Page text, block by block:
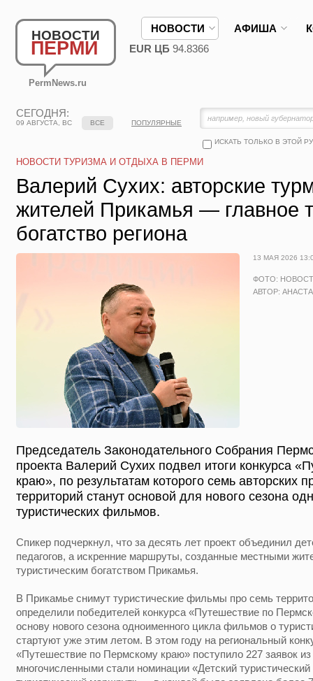
НОВОСТИ
ПЕРМИ
PermNews.ru
НОВОСТИ АФИША
EUR ЦБ 94.8366
СЕГОДНЯ:
09 АВГУСТА, ВС
ИСКАТЬ ТОЛЬКО В ЭТОЙ
ВСЕ ПОПУЛЯРНЫЕ
НОВОСТИ ТУРИЗМА И ОТДЫХА В ПЕРМИ
Валерий Сухих: авторские
жителей Прикамья — главное
богатство региона
13 МАЯ 2026
ФОТО:
АВТОР:
Председатель Законодательного Собрания
проекта Валерий Сухих подвел итоги конкурса
краю», по результатам которого семь авторских
территорий станут основой для нового сезона
туристических фильмов.
Спикер подчеркнул, что за десять лет проект объединил
педагогов, а искренние маршруты, созданные местными
туристическим богатством Прикамья.
В Прикамье снимут туристические фильмы про семь
определили победителей конкурса «Путешествие по
основу нового сезона одноименного цикла фильмов о
стартуют уже этим летом. В этом году на региональный
«Путешествие по Пермскому краю» поступило 227 заявок
многочисленными стали номинации «Детский